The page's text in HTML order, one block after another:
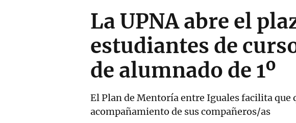
La UPNA abre el
estudiantes de
de alumnado de 1º
El Plan de Mentoría entre Iguales facilita
acompañamiento de sus compañeros/as